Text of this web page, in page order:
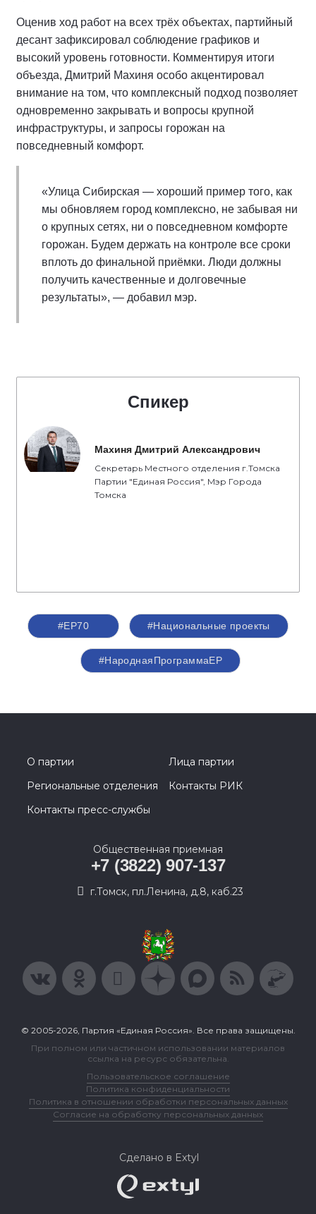
Оценив ход работ на всех трёх объектах, партийный
десант зафиксировал соблюдение графиков и
высокий уровень готовности. Комментируя итоги
объезда, Дмитрий Махиня особо акцентировал
внимание на том, что комплексный подход позволяет
одновременно закрывать и вопросы крупной
инфраструктуры, и запросы горожан на
повседневный комфорт.
«Улица Сибирская — хороший пример того, как
мы обновляем город комплексно, не забывая ни
о крупных сетях, ни о повседневном комфорте
горожан. Будем держать на контроле все сроки
вплоть до финальной приёмки. Люди должны
получить качественные и долговечные
результаты», — добавил мэр.
Спикер
Махиня Дмитрий Александрович
Секретарь Местного отделения г.Томска
Партии "Единая Россия", Мэр Города
Томска
#ЕР70 #Национальные проекты
#НароднаяПрограммаЕР
О партии
Лица партии
Региональные отделения
Контакты РИК
Контакты пресс-службы
Общественная приемная
+7 (3822) 907-137
г.Томск, пл.Ленина, д.8, каб.23
© 2005-2026, Партия «Единая Россия». Все права защищены.
При полном или частичном использовании материалов
ссылка на ресурс обязательна.
Пользовательское соглашение
Политика конфиденциальности
Политика в отношении обработки персональных данных
Согласие на обработку персональных данных
Сделано в Extyl